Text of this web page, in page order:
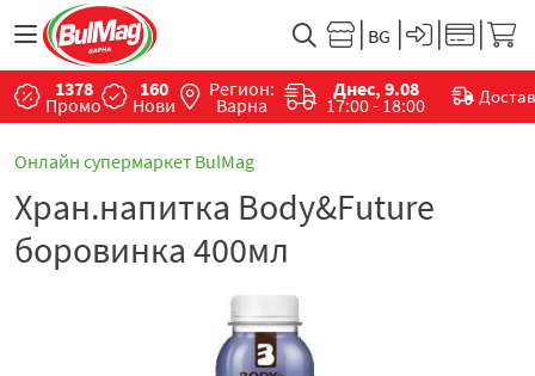
1378
Промо
160
Нови
Регион:
Варна
Днес, 9.08
17:00 - 18:00
Онлайн супермаркет BulMag
Хран.напитка Body&Future
боровинка 400мл